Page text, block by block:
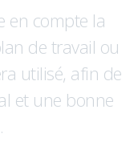
en compte la
de travail ou
utilisé, afin de
et une bonne